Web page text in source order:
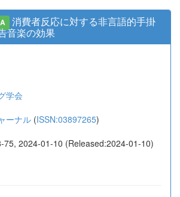
消費者反応に対する非言語的手掛
音楽の効果
学会
ーナル (ISSN:03897265)
75, 2024-01-10 (Released:2024-01-10)